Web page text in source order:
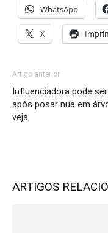
WhatsApp
X
Artigo anterior
Influenciadora pode
após posar nua em
veja
ARTIGOS